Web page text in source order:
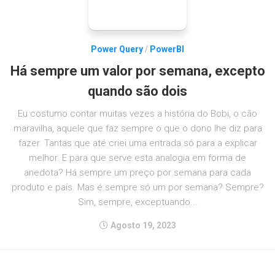
Power Query/ PowerBI
Há sempre um valor por semana, excepto
quando são dois
Eu costumo contar muitas vezes a história do Bobi, o cão
maravilha, aquele que faz sempre o que o dono lhe diz para
fazer. Tantas que até criei uma entrada só para a explicar
melhor. E para que serve esta analogia em forma de
anedota? Há sempre um preço por semana para cada
produto e país. Mas é sempre só um por semana? Sempre?
Sim, sempre, exceptuando...
Agosto 19, 2023